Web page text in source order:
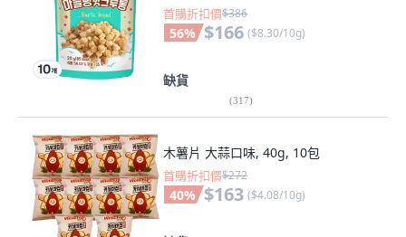
首購折扣價$386
56% $166 ($8.30/10g)
缺貨
(317)
木薯片 大蒜口味, 40g, 10包
首購折扣價$272
40% $163 ($4.08/10g)